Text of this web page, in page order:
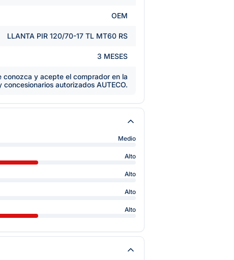
OEM
LLANTA PIR 120/70-17 TL MT60 RS
3 MESES
y acepte el comprador en la
autorizados AUTECO.
Medio
Alto
Alto
Alto
Alto